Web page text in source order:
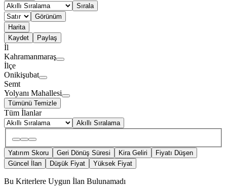
Sırala
Görünüm
Harita
Kaydet
Paylaş
İl
Kahramanmaraş
İlçe
Onikişubat
Semt
Yolyanı Mahallesi
Tümünü Temizle
Tüm İlanlar
Akıllı Sıralama
Yatırım Skoru Geri Dönüş Süresi Kira Geliri
Fiyatı Düşen
Güncel İlan
Düşük Fiyat Yüksek Fiyat
Bu Kriterlere Uygun İlan Bulunamadı